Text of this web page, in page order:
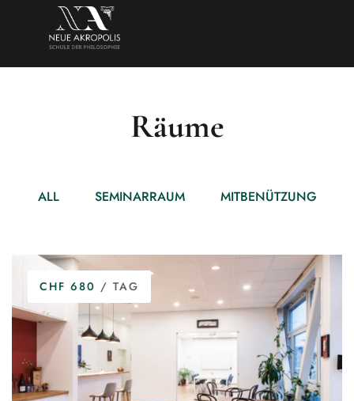
Räume
ALL SEMINARRAUM MITBENÜTZUNG
CHF 680 / TAG